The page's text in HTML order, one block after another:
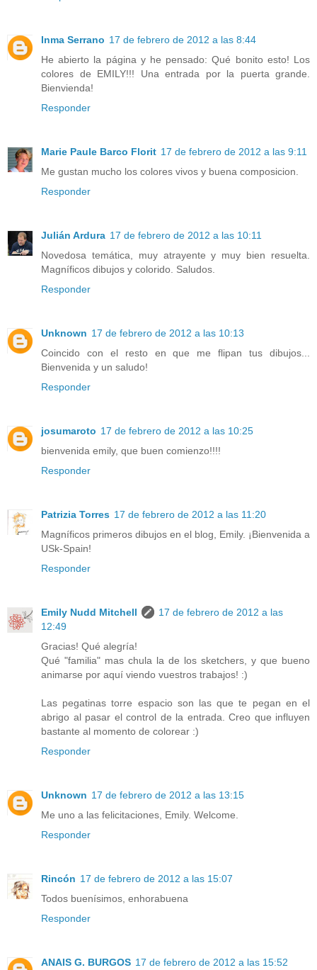
Inma Serrano 17 de febrero de 2012 a las 8:44
He abierto la página y he pensado: Qué bonito esto! Los
colores de EMILY!!! Una entrada por la puerta grande.
Bienvienda!
Responder
Marie Paule Barco Florit 17 de febrero de 2012 a las 9:11
Me gustan mucho los colores vivos y buena composicion.
Responder
Julián Ardura 17 de febrero de 2012 a las 10:11
Novedosa temática, muy atrayente y muy bien resuelta.
Magníficos dibujos y colorido. Saludos.
Responder
Unknown 17 de febrero de 2012 a las 10:13
Coincido con el resto en que me flipan tus dibujos...
Bienvenida y un saludo!
Responder
josumaroto 17 de febrero de 2012 a las 10:25
bienvenida emily, que buen comienzo!!!!
Responder
Patrizia Torres 17 de febrero de 2012 a las 11:20
Magníficos primeros dibujos en el blog, Emily. ¡Bienvenida a
USk-Spain!
Responder
Emily Nudd Mitchell
17 de febrero de 2012 a las
12:49
Gracias! Qué alegría!
Qué "familia" mas chula la de los sketchers, y que bueno
animarse por aquí viendo vuestros trabajos! :)
Las pegatinas torre espacio son las que te pegan en el
abrigo al pasar el control de la entrada. Creo que influyen
bastante al momento de colorear :)
Responder
Unknown 17 de febrero de 2012 a las 13:15
Me uno a las felicitaciones, Emily. Welcome.
Responder
Rincón 17 de febrero de 2012 a las 15:07
Todos buenísimos, enhorabuena
Responder
ANAIS G. BURGOS 17 de febrero de 2012 a las 15:52